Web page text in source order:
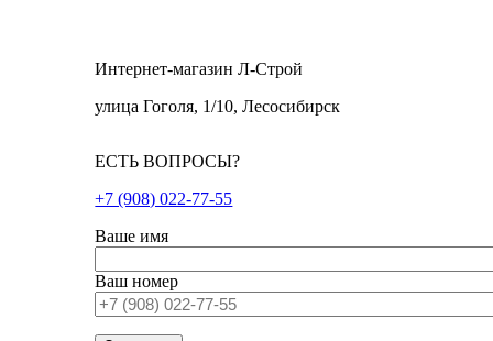
Интернет-магазин Л-Строй
улица Гоголя, 1/10, Лесосибирск
ЕСТЬ ВОПРОСЫ?
+7 (908) 022-77-55
Ваше имя
Ваш номер